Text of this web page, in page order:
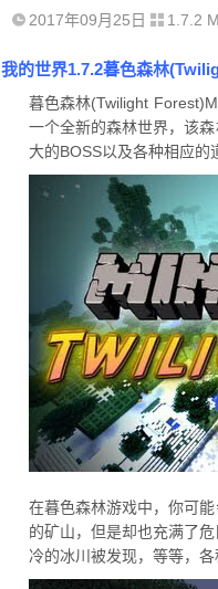
2017年09月25日 1.7.2
我的世界1.7.2暮色森林
暮色森林(Twilight
一个全新的森林世界，该
大的BOSS以及各种相应的
在暮色森林游戏中，你可
的矿山，但是却也充满了
冷的冰川被发现，等等，